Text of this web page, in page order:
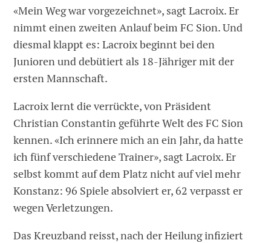
«Mein Weg war vorgezeichnet», sagt Lacroix. Er
nimmt einen zweiten Anlauf beim FC Sion. Und
diesmal klappt es: Lacroix beginnt bei den
Junioren und debütiert als 18-Jähriger mit der
ersten Mannschaft.
Lacroix lernt die verrückte, von Präsident
Christian Constantin geführte Welt des FC Sion
kennen. «Ich erinnere mich an ein Jahr, da hatte
ich fünf verschiedene Trainer», sagt Lacroix. Er
selbst kommt auf dem Platz nicht auf viel mehr
Konstanz: 96 Spiele absolviert er, 62 verpasst er
wegen Verletzungen.
Das Kreuzband reisst, nach der Heilung infiziert